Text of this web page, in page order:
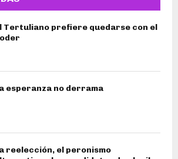
Tertuliano prefiere quedarse con el
esperanza no derrama
reelección, el peronismo